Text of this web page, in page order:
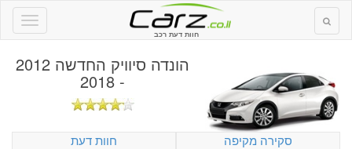
חוות דעת רכב
הונדה סיוויק החדשה 2012
- 2018
סקירה מקיפה
חוות דעת